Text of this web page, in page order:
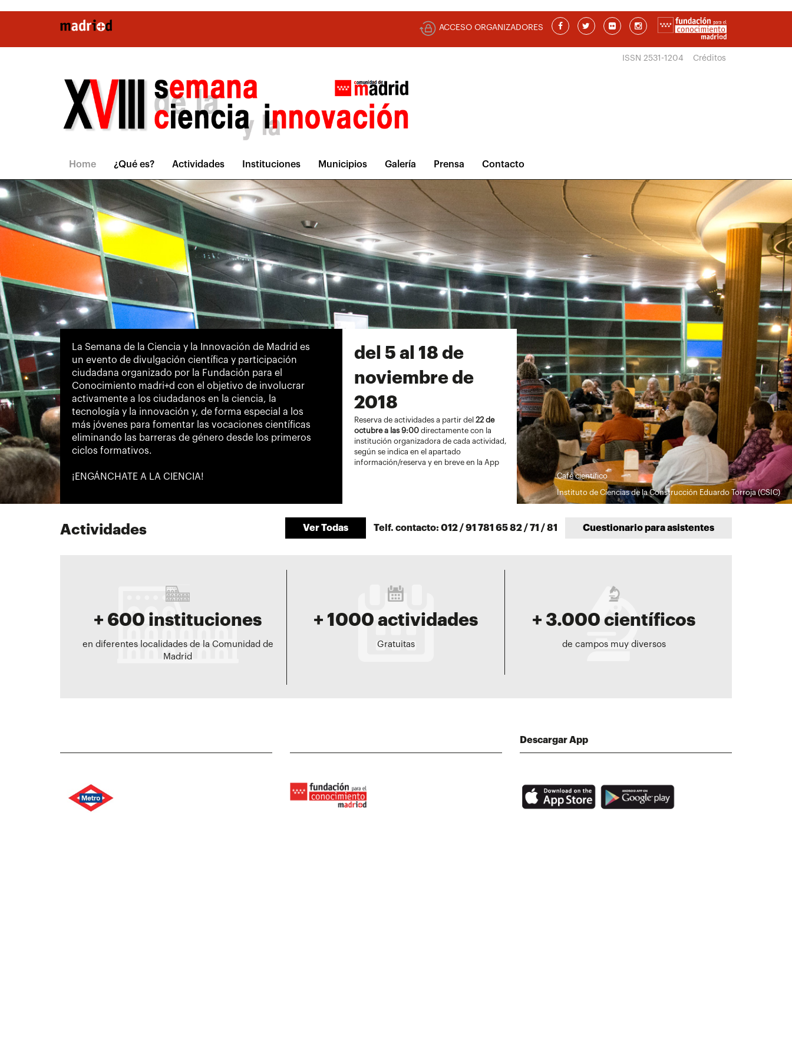
ACCESO ORGANIZADORES
ISSN 2531-1204 Créditos
Home ¿Qué es? Actividades Instituciones Municipios Galería Prensa Contacto
Café científico
Instituto de Ciencias de la Construcción Eduardo Torroja (CSIC)
La Semana de la Ciencia y la Innovación de Madrid es
un evento de divulgación científica y participación
ciudadana organizado por la Fundación para el
Conocimiento madri+d con el objetivo de involucrar
activamente a los ciudadanos en la ciencia, la
tecnología y la innovación y, de forma especial a los
más jóvenes para fomentar las vocaciones científicas
eliminando las barreras de género desde los primeros
ciclos formativos.
¡ENGÁNCHATE A LA CIENCIA!
del 5 al 18 de
noviembre de
2018
Reserva de actividades a partir del 22 de
octubre a las 9:00directamente con la
institución organizadora de cada actividad,
según se indica en el apartado
información/reserva y en breve en la App
Actividades Ver Todas Telf. contacto: 012 / 91 781 65 82 / 71 / 81 Cuestionario para asistentes
+ 600 instituciones
en diferentes localidades de la Comunidad de
Madrid
+ 1000 actividades
Gratuitas
+ 3.000 científicos
de campos muy diversos
Descargar App